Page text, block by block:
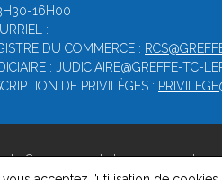
16H00
:
DU COMMERCE :
: JUDICIAIRE@GREFFE-TC-
DE PRIVILÈGES :
de Commerce de Le puy-en-velay -